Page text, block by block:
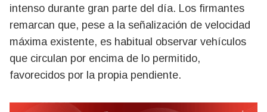
intenso durante gran parte del día. Los firmantes
remarcan que, pese a la señalización de velocidad
máxima existente, es habitual observar vehículos
que circulan por encima de lo permitido,
favorecidos por la propia pendiente.